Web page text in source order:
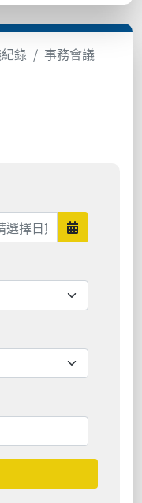
錄
事務會議
範圍結束 日期範圍